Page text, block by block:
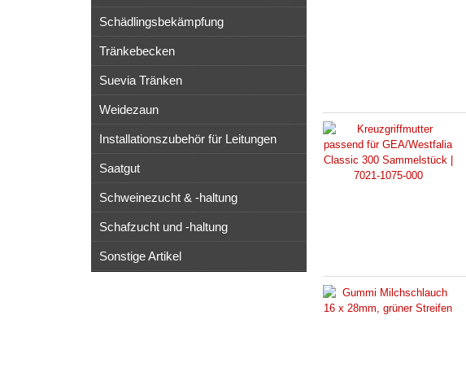
Schädlingsbekämpfung
Tränkebecken
Suevia Tränken
Weidezaun
Installationszubehör für Leitungen
Saatgut
Schweinezucht & -haltung
Schafzucht und -haltung
Sonstige Artikel